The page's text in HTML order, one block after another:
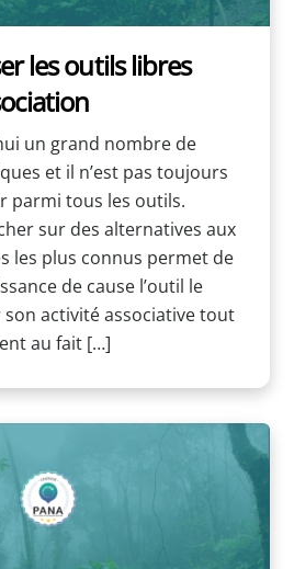
les outils libres
un grand nombre de
et il n’est pas toujours
parmi tous les outils.
sur des alternatives aux
les plus connus permet de
de cause l’outil le
activité associative tout
au fait […]